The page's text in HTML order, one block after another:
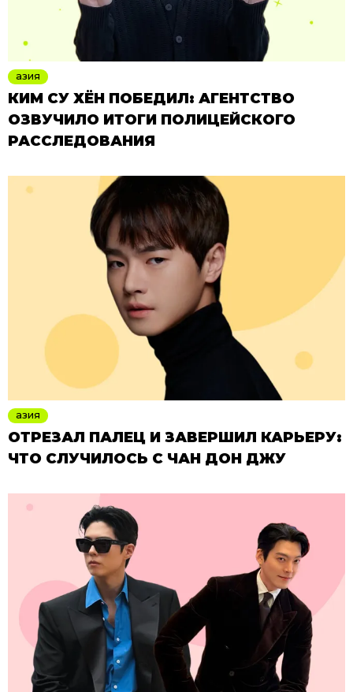
азия
КИМ СУ ХЁН ПОБЕДИЛ: АГЕНТСТВО
ОЗВУЧИЛО ИТОГИ ПОЛИЦЕЙСКОГО
РАССЛЕДОВАНИЯ
азия
ОТРЕЗАЛ ПАЛЕЦ И ЗАВЕРШИЛ КАРЬЕРУ:
ЧТО СЛУЧИЛОСЬ С ЧАН ДОН ДЖУ